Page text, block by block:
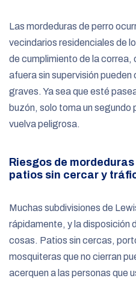
Las mordeduras de perro
vecindarios residenciales de
de cumplimiento de la
afuera sin supervisión
graves. Ya sea que esté
buzón, solo toma un segundo
vuelva peligrosa.
Riesgos de
patios sin cercar y
Muchas subdivisiones de
rápidamente, y la disposición
cosas. Patios sin cercas,
mosquiteras que no cierran
acerquen a las personas que